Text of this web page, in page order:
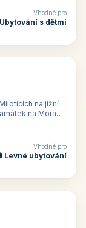
Vhodné pro
s dětmi
na jižní
na Moravě,
Vhodné pro
Levné ubytování